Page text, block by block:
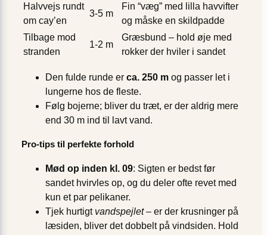
Halvvejs rundt
om cay’en
3-5 m
Fin “væg” med lilla havvifter
og måske en skildpadde
Tilbage mod
stranden
1-2 m
Græsbund – hold øje med
rokker der hviler i sandet
Den fulde runde er ca. 250 m og passer let i
lungerne hos de fleste.
Følg bojerne; bliver du træt, er der aldrig mere
end 30 m ind til lavt vand.
Pro-tips til perfekte forhold
Mød op inden kl. 09: Sigten er bedst før
sandet hvirvles op, og du deler ofte revet med
kun et par pelikaner.
Tjek hurtigt vandspejlet– er der krusninger på
læsiden, bliver det dobbelt på vindsiden. Hold